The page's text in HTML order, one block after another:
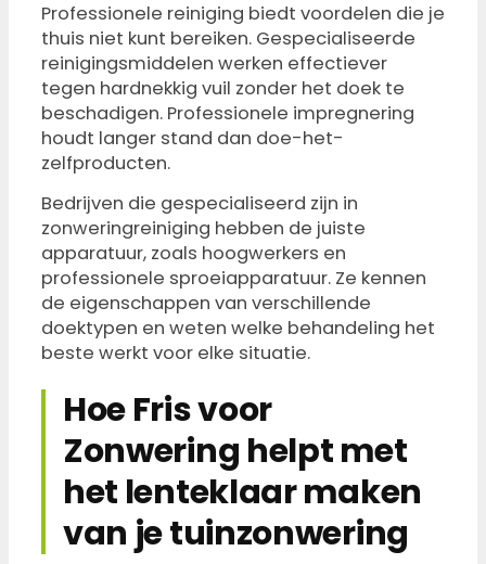
Professionele reiniging biedt voordelen die je
thuis niet kunt bereiken. Gespecialiseerde
reinigingsmiddelen werken effectiever
tegen hardnekkig vuil zonder het doek te
beschadigen. Professionele impregnering
houdt langer stand dan doe-het-
zelfproducten.
Bedrijven die gespecialiseerd zijn in
zonweringreiniging hebben de juiste
apparatuur, zoals hoogwerkers en
professionele sproeiapparatuur. Ze kennen
de eigenschappen van verschillende
doektypen en weten welke behandeling het
beste werkt voor elke situatie.
Hoe Fris voor
Zonwering helpt met
het lenteklaar maken
van je tuinzonwering